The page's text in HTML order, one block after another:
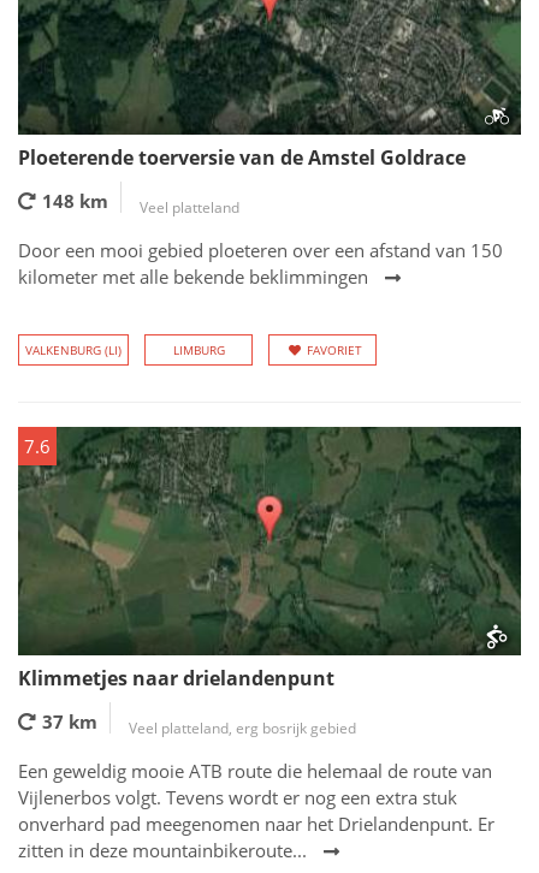
Ploeterende toerversie van de Amstel Goldrace
148 km Veel platteland
Door een mooi gebied ploeteren over een afstand van 150
kilometer met alle bekende beklimmingen
VALKENBURG (LI) LIMBURG FAVORIET
7.6
Klimmetjes naar drielandenpunt
37 km Veel platteland, erg bosrijk gebied
Een geweldig mooie ATB route die helemaal de route van
Vijlenerbos volgt. Tevens wordt er nog een extra stuk
onverhard pad meegenomen naar het Drielandenpunt. Er
zitten in deze mountainbikeroute...